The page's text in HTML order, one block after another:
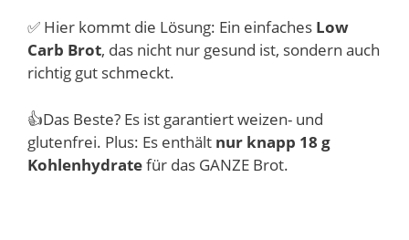
✅ Hier kommt die Lösung: Ein einfaches Low
Carb Brot, das nicht nur gesund ist, sondern auch
richtig gut schmeckt.
👍Das Beste? Es ist garantiert weizen- und
glutenfrei. Plus: Es enthält nur knapp 18 g
Kohlenhydratefür das GANZE Brot.